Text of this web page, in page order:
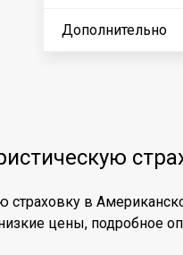
Дополнительно
страховку в
цены, подробное